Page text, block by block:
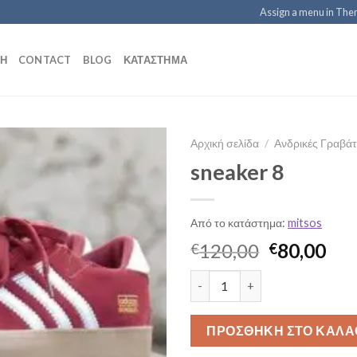
Assign a menu in
CONTACT BLOG ΚΑΤΆΣΤΗΜΑ
Αρχική σελίδα / Ανδρικές
sneaker 8
Από το κατάστημα: mitsos
€120,00 Original
price
€80,00Η
ΠΡΟΣΘΉΚΗ ΣΤΟ